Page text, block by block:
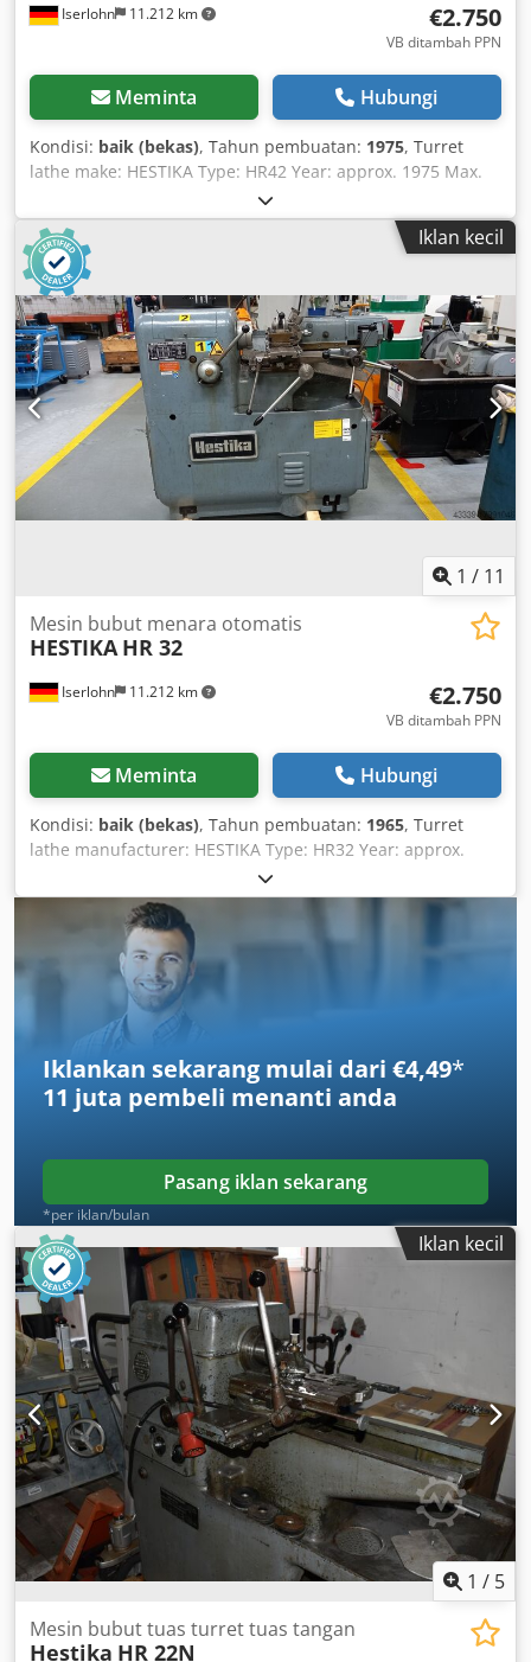
Iserlohn 11.212 km €2.750
VB ditambah PPN
Meminta Hubungi
Kondisi: baik (bekas), Tahun pembuatan: 1975, Turret
lathe make: HESTIKA Type: HR42 Year: approx. 1975 Max.
spindle bore: 42 mm with turret head and Multifix
Toolholder Type: B Spindle speeds: 88 - 2800 rpm
Chsdpfxovgbqfe Ai Nea Collet chuck, coolant system,
machine documentation included. Machine in good
condition.
Iklan kecil
1 / 11
Iserlohn 11.212 km
Mesin bubut menara otomatis
HESTIKA HR 32
€2.750
VB ditambah PPN
Meminta Hubungi
Kondisi: baik (bekas), Tahun pembuatan: 1965, Turret
lathe manufacturer: HESTIKA Type: HR32 Year: approx.
1965 Max spindle bore: 32 mm with tool turret, collet
chuck system, Spindle speeds: 200–3200 rpm with coolant
system, machine documentation included. Good condition,
immediately ready for operation. Csdpfxevgbphs Ai Noha
Iklankan sekarang mulai dari €4,49*
11 juta pembeli menanti anda
Pasang iklan sekarang
*per iklan/bulan
Iklan kecil
1 / 5
Mesin bubut tuas turret tuas tangan
Hestika HR 22N